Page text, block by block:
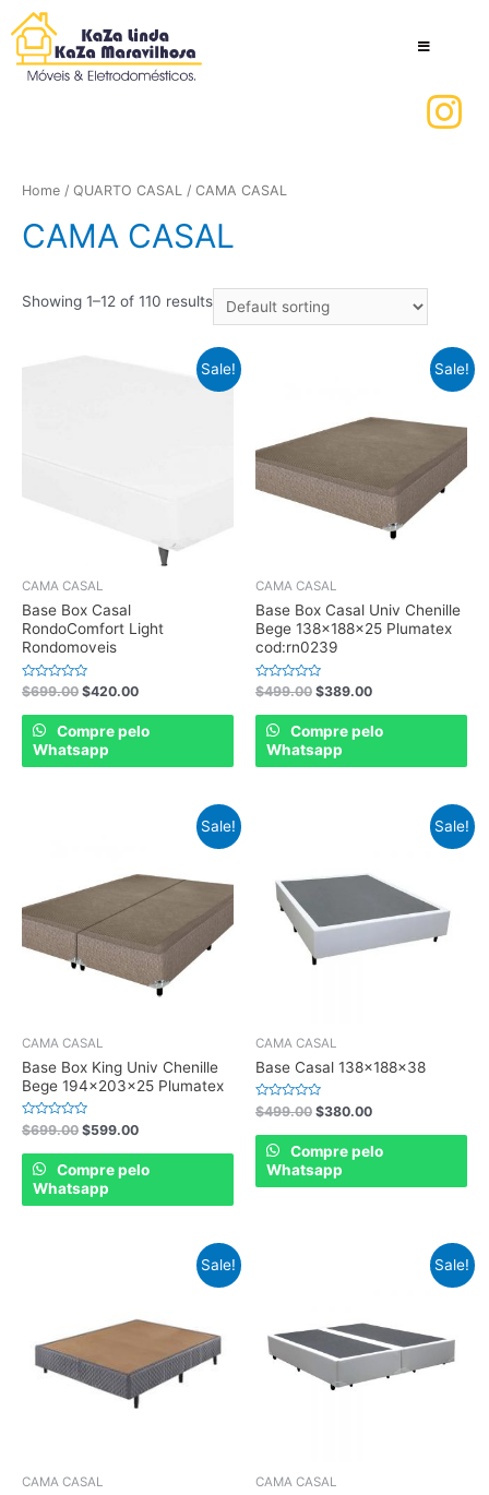
Home / QUARTO CASAL / CAMA CASAL
CAMA CASAL
Showing 1–12 of 110 results
Sale!
CAMA CASAL
Base Box Casal
RondoComfort Light
Rondomoveis
Rated
0
out
$699.00 $420.00
Compre pelo
Whatsapp
Sale!
CAMA CASAL
Base Box Casal Univ Chenille
Bege 138x188x25 Plumatex
cod:rn0239
Rated
0
out
$499.00 $389.00
Compre pelo
Whatsapp
Sale!
CAMA CASAL
Base Box King Univ Chenille
Bege 194x203x25 Plumatex
Rated
0
out
$699.00 $599.00
Compre pelo
Whatsapp
Sale!
CAMA CASAL
Base Casal 138x188x38
Rated
0
out
$499.00 $380.00
Compre pelo
Whatsapp
Sale!
CAMA CASAL
Sale!
CAMA CASAL